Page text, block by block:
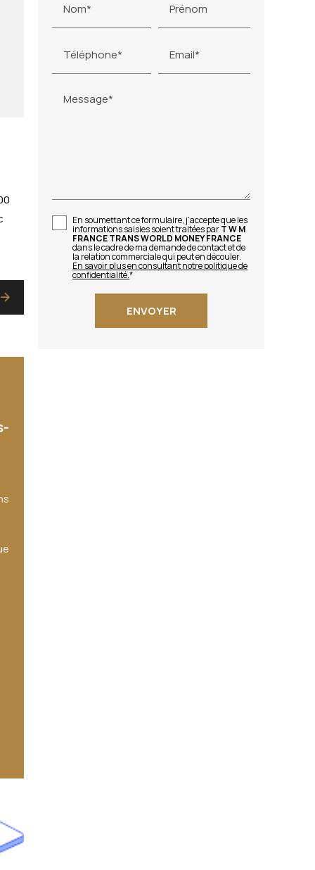
Nom* Prénom
Téléphone* Email*
Message*
En soumettant ce formulaire, j'accepte que les
informations saisies soient traitées parT W M
FRANCE TRANS WORLD MONEY FRANCE
dans le cadre de ma demande de contact et de
la relation commerciale qui peut en découler.
En savoir plus en consultant notre politique de
confidentialité.*